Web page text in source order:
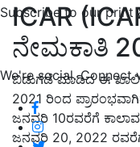
Subscribe to our print
We're social. Connect
ICAR
ನೇಮಕಾತಿ
ಬಿಡುಗಡೆ ಮಾಡಿದ ಈ ಖಾಲಿ
2021 ರಿಂದ
ಜನವರಿ 10ರವರೆಗೆ
ಜನವರಿ 20, 2022 ರವರೆಗೆ